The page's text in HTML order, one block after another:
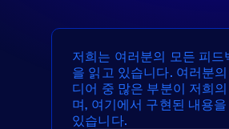
저희는 여러분의 모든 피드
을 읽고 있습니다. 여러분
디어 중 많은 부분이 저희
며, 여기에서 구현된 내용
있습니다.